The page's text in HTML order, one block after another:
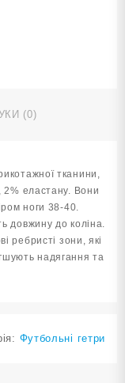
(0)
тканини,
2% еластану. Вони
ноги 38-40.
довжину до коліна.
ребристі зони, які
надягання та
Футбольні гетри